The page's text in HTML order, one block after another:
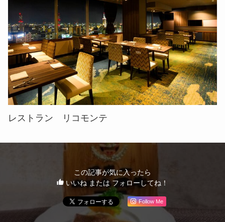
レストラン リコモンテ
この記事が気に入ったら
いいね または フォローしてね！
Follow Me